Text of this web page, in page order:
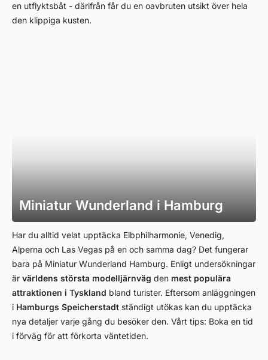
en utflyktsbåt - därifrån får du en oavbruten utsikt över hela
den klippiga kusten.
Miniatur Wunderland i Hamburg
Har du alltid velat upptäcka Elbphilharmonie, Venedig,
Alperna och Las Vegas på en och samma dag? Det fungerar
bara på Miniatur Wunderland Hamburg. Enligt undersökningar
är världens största modelljärnväg den mest populära
attraktionen i Tyskland bland turister. Eftersom anläggningen
i Hamburgs Speicherstadt ständigt utökas kan du upptäcka
nya detaljer varje gång du besöker den. Vårt tips: Boka en tid
i förväg för att förkorta väntetiden.